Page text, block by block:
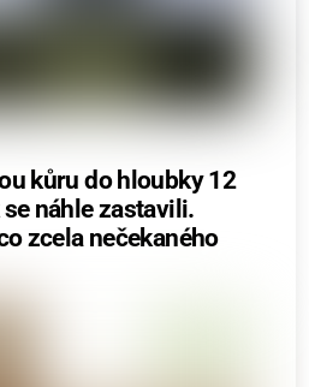
kůru do hloubky 12
náhle zastavili.
zcela nečekaného